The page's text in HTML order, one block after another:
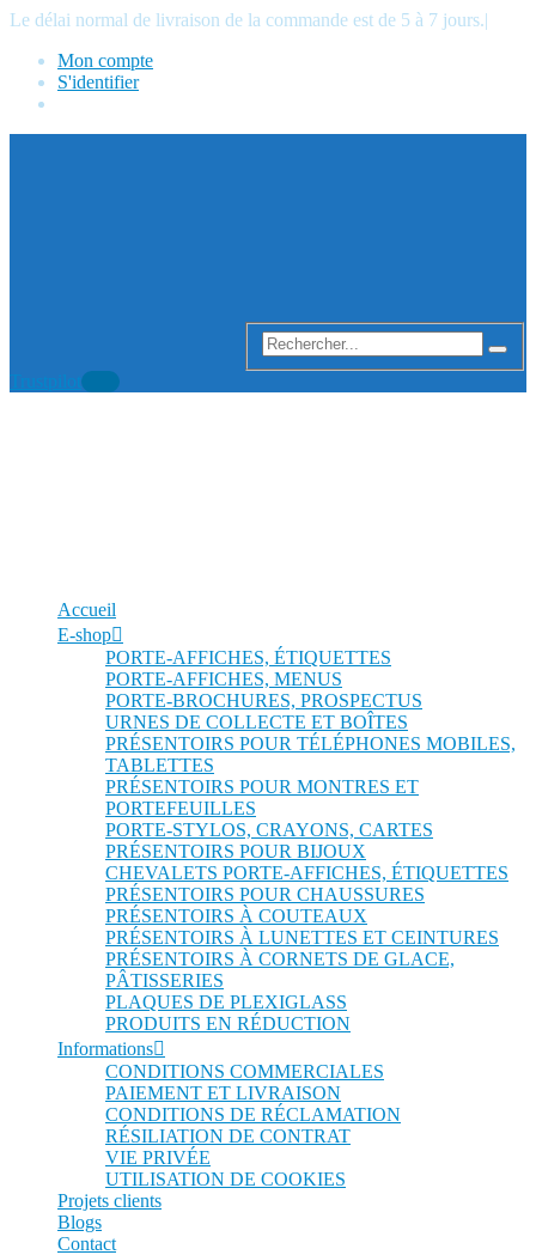
Le délai normal de livraison de la commande est de 5 à 7 jours.|
Mon compte
S'identifier
Trustpilot
Accueil
E-shop
PORTE-AFFICHES, ÉTIQUETTES
PORTE-AFFICHES, MENUS
PORTE-BROCHURES, PROSPECTUS
URNES DE COLLECTE ET BOÎTES
PRÉSENTOIRS POUR TÉLÉPHONES MOBILES,
TABLETTES
PRÉSENTOIRS POUR MONTRES ET
PORTEFEUILLES
PORTE-STYLOS, CRAYONS, CARTES
PRÉSENTOIRS POUR BIJOUX
CHEVALETS PORTE-AFFICHES, ÉTIQUETTES
PRÉSENTOIRS POUR CHAUSSURES
PRÉSENTOIRS À COUTEAUX
PRÉSENTOIRS À LUNETTES ET CEINTURES
PRÉSENTOIRS À CORNETS DE GLACE,
PÂTISSERIES
PLAQUES DE PLEXIGLASS
PRODUITS EN RÉDUCTION
Informations
CONDITIONS COMMERCIALES
PAIEMENT ET LIVRAISON
CONDITIONS DE RÉCLAMATION
RÉSILIATION DE CONTRAT
VIE PRIVÉE
UTILISATION DE COOKIES
Projets clients
Blogs
Contact